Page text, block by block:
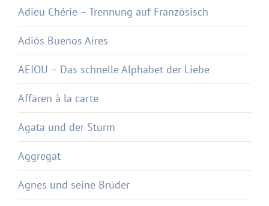
Adieu Chérie – Trennung auf Französisch
Adiós Buenos Aires
AEIOU – Das schnelle Alphabet der Liebe
Affären à la carte
Agata und der Sturm
Aggregat
Agnes und seine Brüder